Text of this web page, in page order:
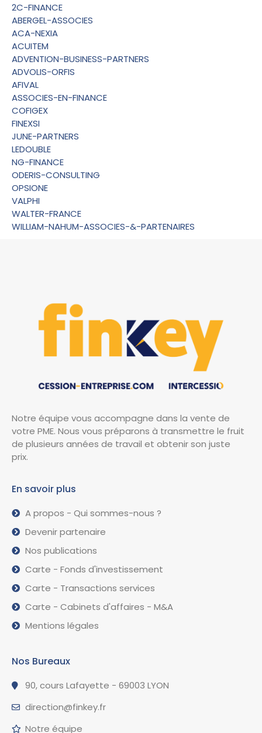
2C-FINANCE
ABERGEL-ASSOCIES
ACA-NEXIA
ACUITEM
ADVENTION-BUSINESS-PARTNERS
ADVOLIS-ORFIS
AFIVAL
ASSOCIES-EN-FINANCE
COFIGEX
FINEXSI
JUNE-PARTNERS
LEDOUBLE
NG-FINANCE
ODERIS-CONSULTING
OPSIONE
VALPHI
WALTER-FRANCE
WILLIAM-NAHUM-ASSOCIES-&-PARTENAIRES
Notre équipe vous accompagne dans la vente de
votre PME. Nous vous préparons à transmettre le fruit
de plusieurs années de travail et obtenir son juste
prix.
En savoir plus
A propos - Qui sommes-nous ?
Devenir partenaire
Nos publications
Carte - Fonds d'investissement
Carte - Transactions services
Carte - Cabinets d'affaires - M&A
Mentions légales
Nos Bureaux
90, cours Lafayette - 69003 LYON
direction@finkey.fr
Notre équipe